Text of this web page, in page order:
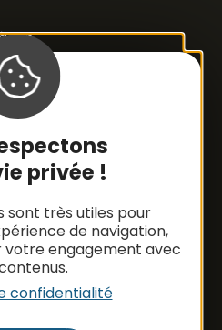
privée !
sont très utiles pour
de navigation,
votre engagement avec
confidentialité
18h
Anglais, Polonais